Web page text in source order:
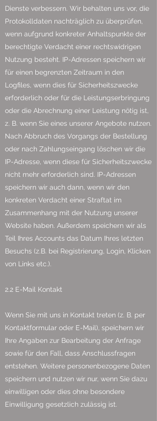
Dienste verbessern. Wir behalten uns vor, die
Protokolldaten nachträglich zu überprüfen,
wenn aufgrund konkreter Anhaltspunkte der
berechtigte Verdacht einer rechtswidrigen
Nutzung besteht. IP-Adressen speichern wir
für einen begrenzten Zeitraum in den
Logfiles, wenn dies für Sicherheitszwecke
erforderlich oder für die Leistungserbringung
oder die Abrechnung einer Leistung nötig ist,
z. B. wenn Sie eines unserer Angebote nutzen.
Nach Abbruch des Vorgangs der Bestellung
oder nach Zahlungseingang löschen wir die
IP-Adresse, wenn diese für Sicherheitszwecke
nicht mehr erforderlich sind. IP-Adressen
speichern wir auch dann, wenn wir den
konkreten Verdacht einer Straftat im
Zusammenhang mit der Nutzung unserer
Website haben. Außerdem speichern wir als
Teil Ihres Accounts das Datum Ihres letzten
Besuchs (z.B. bei Registrierung, Login, Klicken
von Links etc.).
2.2 E-Mail Kontakt
Wenn Sie mit uns in Kontakt treten (z. B. per
Kontaktformular oder E-Mail), speichern wir
Ihre Angaben zur Bearbeitung der Anfrage
sowie für den Fall, dass Anschlussfragen
entstehen. Weitere personenbezogene Daten
speichern und nutzen wir nur, wenn Sie dazu
einwilligen oder dies ohne besondere
Einwilligung gesetzlich zulässig ist.